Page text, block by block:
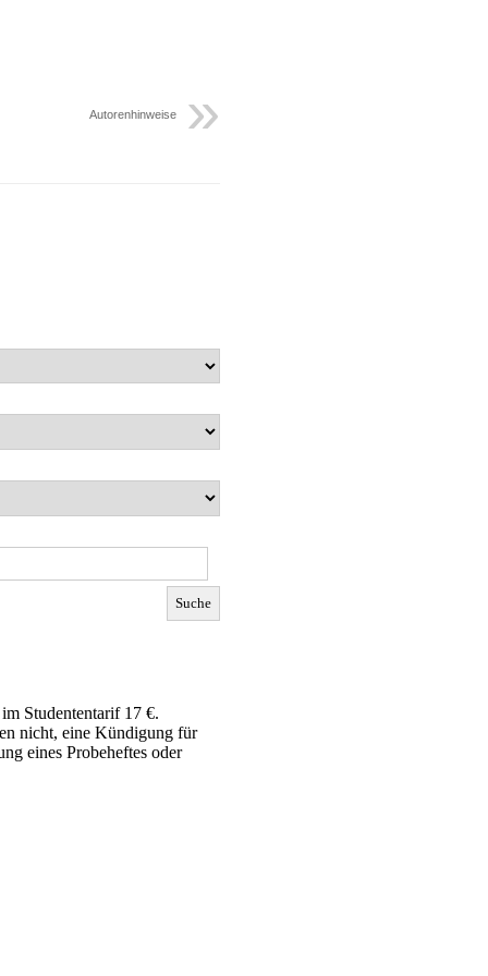
Autorenhinweise
Studententarif 17 €.
nicht, eine Kündigung für
eines Probeheftes oder